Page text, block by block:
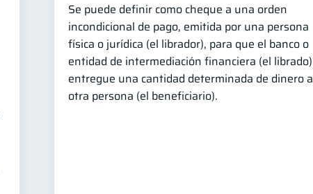
Se puede definir como cheque a una orden
incondicional de pago, emitida por una persona
física o jurídica (el librador), para que el banco o
entidad de intermediación financiera (el librado)
entregue una cantidad determinada de dinero a
otra persona (el beneficiario).